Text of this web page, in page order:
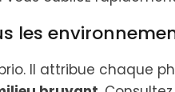
les
Il attribue chaque